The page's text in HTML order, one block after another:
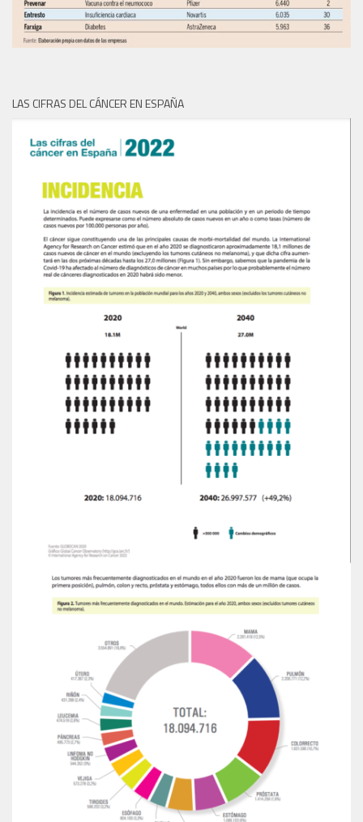
LAS CIFRAS DEL CÁNCER EN ESPAÑA